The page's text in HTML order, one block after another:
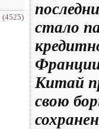
(4525)
стало
Китай
свою